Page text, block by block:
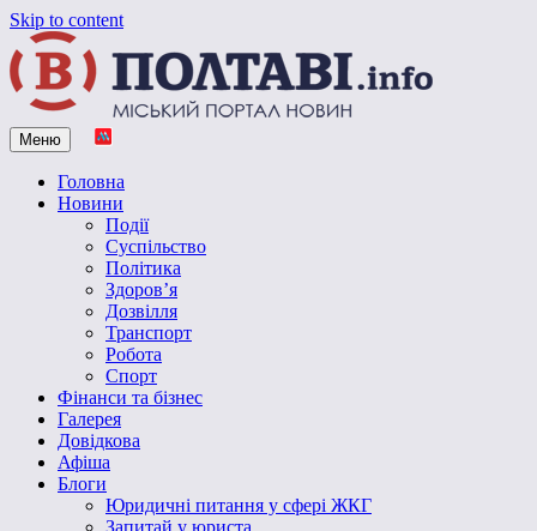
Skip to content
Vpoltave.info
Полтавський портал новин
Меню
Головна
Новини
Події
Суспільство
Політика
Здоров’я
Дозвілля
Транспорт
Робота
Спорт
Фінанси та бізнес
Галерея
Довідкова
Афіша
Блоги
Юридичні питання у сфері ЖКГ
Запитай у юриста